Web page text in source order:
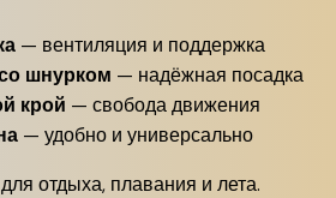
— вентиляция и поддержка
шнурком — надёжная посадка
крой — свобода движения
— удобно и универсально
отдыха, плавания и лета.